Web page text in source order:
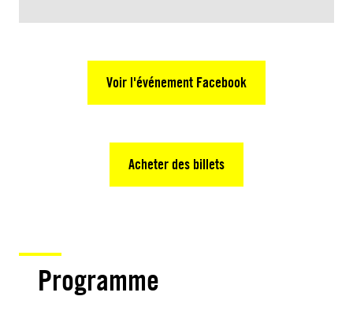
Voir l'événement Facebook
Acheter des billets
Programme